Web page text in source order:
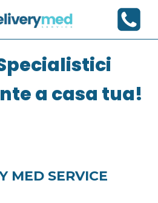
a casa tua!
MED SERVICE